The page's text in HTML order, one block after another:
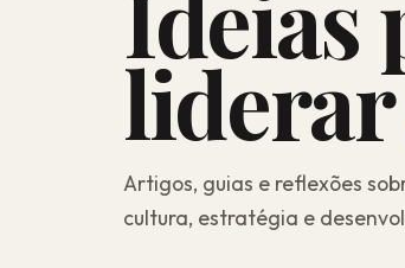
Artigos, guias e reflexões
cultura, estratégia e